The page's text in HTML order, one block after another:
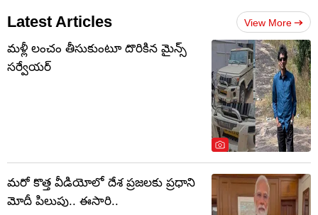
Latest Articles View More
మళ్లీ లంచం తీసుకుంటూ దొరికిన మైన్స్
సర్వేయర్
మరో కొత్త వీడియోలో దేశ ప్రజలకు ప్రధాని
మోదీ పిలుపు.. ఈసారి..